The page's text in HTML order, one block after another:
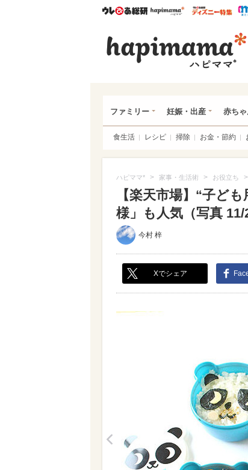
ウレぴあ総研ハピママ*
ファミリー 妊娠・出産 赤ち
食生活 レシピ 掃除 お金・節約
ハピママ* > 家事・生活術 > お役立ち >
【楽天市場】“子ど
様」も人気（写真 11/
今村 梓
Xでシェア